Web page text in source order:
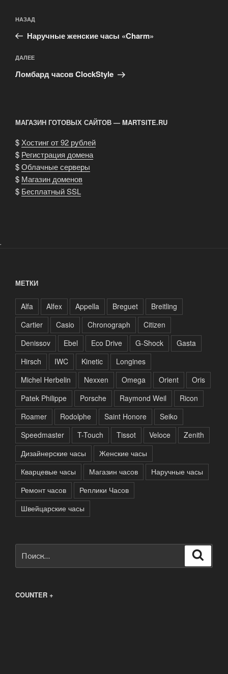
по
записям
Предыдущая
запись:
НАЗАД
Наручные женские часы «Charm»
Следующая
запись
ДАЛЕЕ
Ломбард часов ClockStyle
МАГАЗИН ГОТОВЫХ САЙТОВ — MARTSITE.RU
$ Хостинг от 92 рублей
$ Регистрация домена
$Облачные серверы
$ Магазин доменов
$ Бесплатный SSL
.
МЕТКИ
Alfa Alfex Appella Breguet
Breitling
Cartier
Casio Chronograph
Citizen
Denissov
Ebel Eco Drive G-Shock
Gasta
Hirsch
IWC Kinetic
Longines
Michel Herbelin
Nexxen Omega Orient
Oris
Patek Philippe
Porsche Raymond Weil
Ricon
Roamer
Rodolphe Saint Honore
Seiko
Speedmaster
T-Touch Tissot Veloce
Zenith
Дизайнерские часы
Женские часы
Кварцевые часы
Магазин часов
Наручные часы
Ремонт часов
Реплики Часов
Швейцарские часы
COUNTER +